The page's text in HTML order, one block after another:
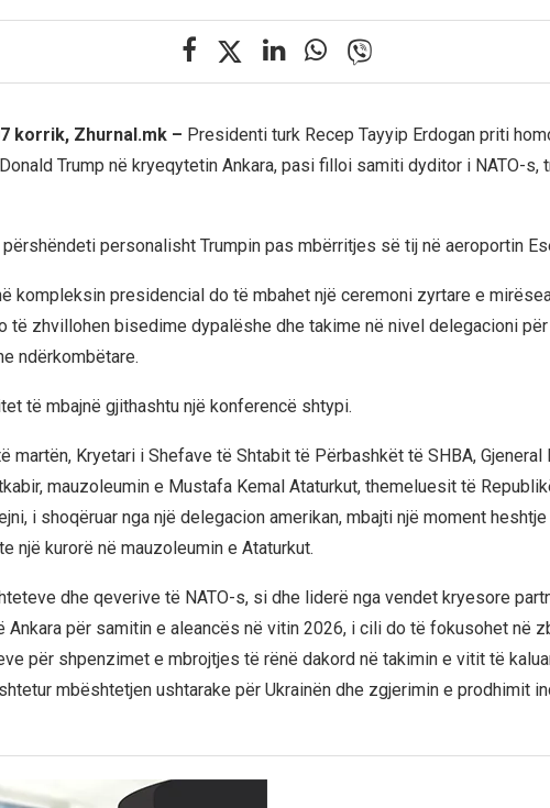
korrik, Zhurnal.mk – Presidenti turk Recep Tayyip Erdogan priti
Trump në kryeqytetin Ankara, pasi filloi samiti dyditor i NATO-s,
përshëndeti personalisht Trumpin pas mbërritjes së tij në aeroportin
kompleksin presidencial do të mbahet një ceremoni zyrtare e
të zhvillohen bisedime dypalëshe dhe takime në nivel delegacioni
ndërkombëtare.
të mbajnë gjithashtu një konferencë shtypi.
martën, Kryetari i Shefave të Shtabit të Përbashkët të SHBA, Gjeneral
mauzoleumin e Mustafa Kemal Ataturkut, themeluesit të
i shoqëruar nga një delegacion amerikan, mbajti një moment
një kurorë në mauzoleumin e Ataturkut.
dhe qeverive të NATO-s, si dhe liderë nga vendet kryesore
Ankara për samitin e aleancës në vitin 2026, i cili do të fokusohet në
për shpenzimet e mbrojtjes të rënë dakord në takimin e vitit të
mbështetjen ushtarake për Ukrainën dhe zgjerimin e prodhimit